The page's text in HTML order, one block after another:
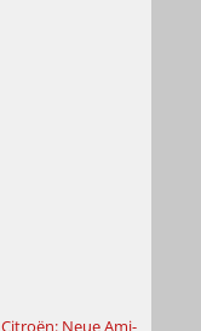
Citroën: Neue Ami-